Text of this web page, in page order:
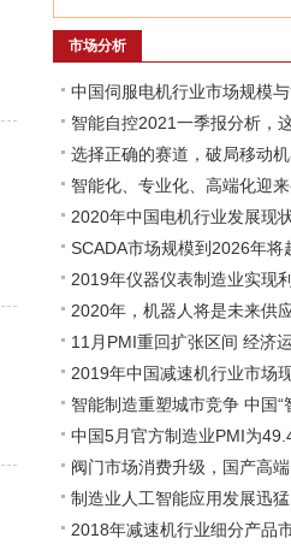
市场分析
制造业人工智能应用发展迅猛